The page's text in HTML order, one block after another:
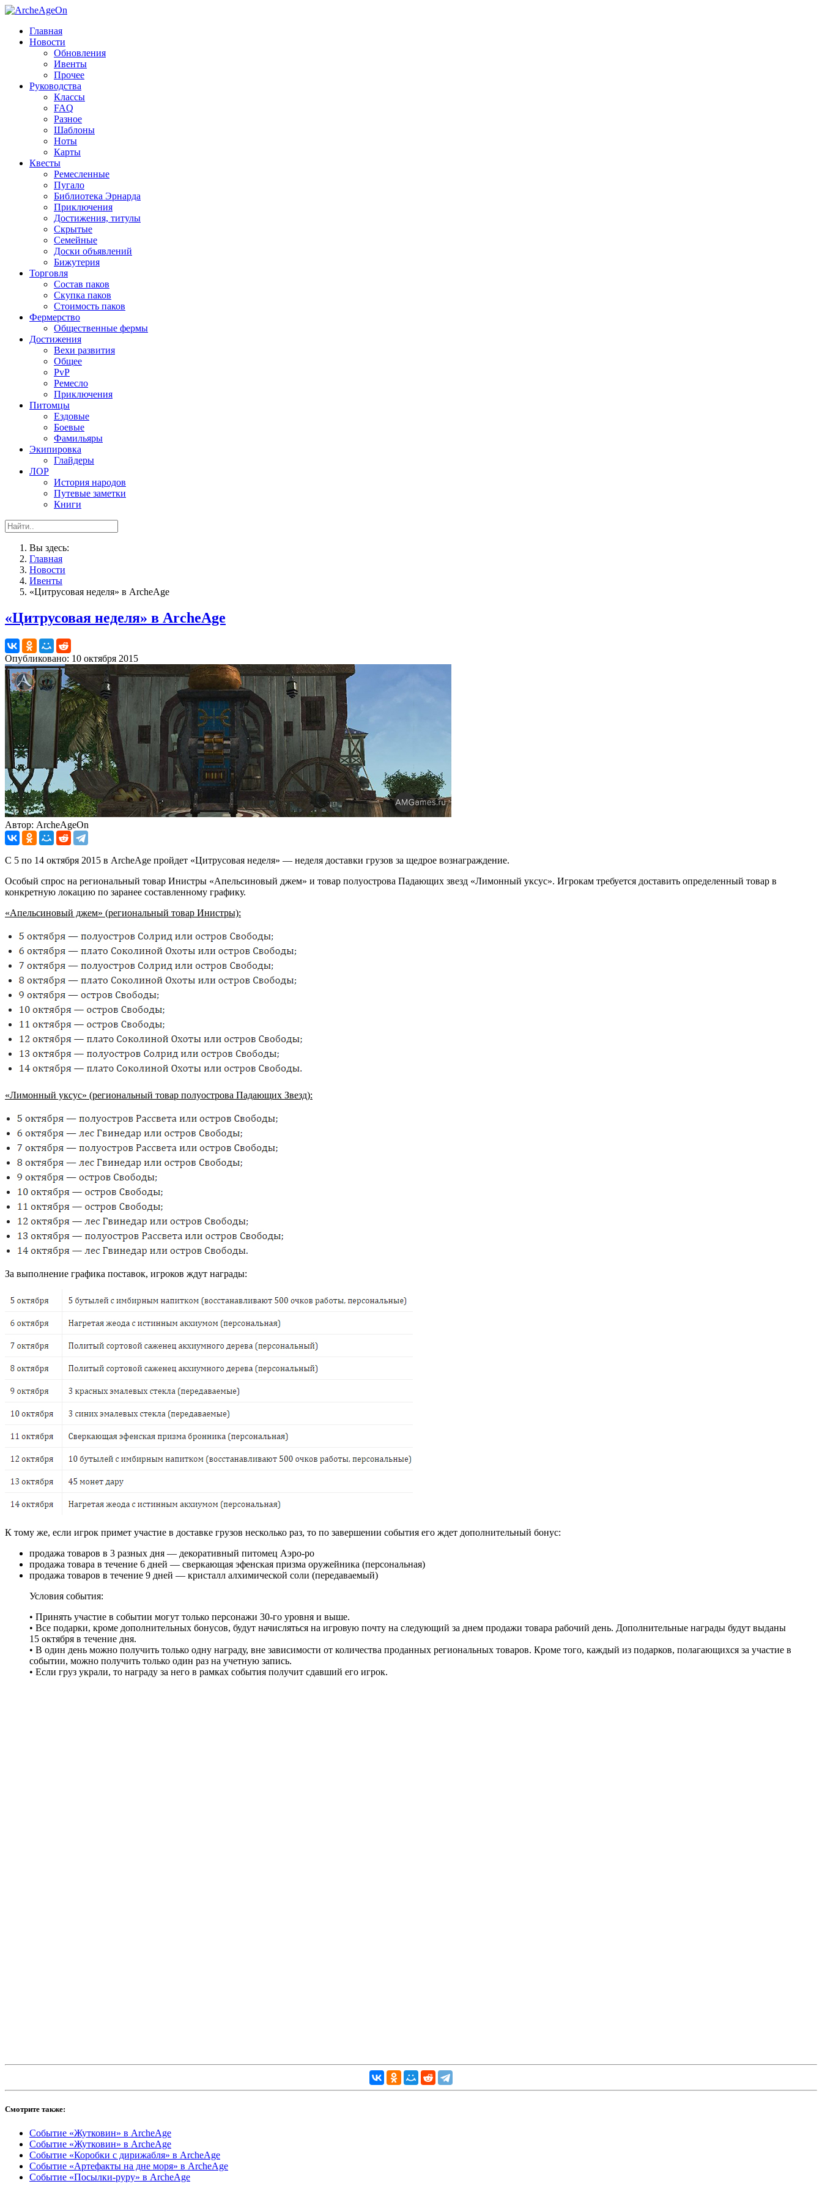
Главная
Новости
Обновления
Ивенты
Прочее
Руководства
Классы
FAQ
Разное
Шаблоны
Ноты
Карты
Квесты
Ремесленные
Пугало
Библиотека Эрнарда
Приключения
Достижения, титулы
Скрытые
Семейные
Доски объявлений
Бижутерия
Торговля
Состав паков
Скупка паков
Стоимость паков
Фермерство
Общественные фермы
Достижения
Вехи развития
Общее
PvP
Ремесло
Приключения
Питомцы
Ездовые
Боевые
Фамильяры
Экипировка
Глайдеры
ЛОР
История народов
Путевые заметки
Книги
Вы здесь:
Главная
Новости
Ивенты
«Цитрусовая неделя» в ArcheAge
«Цитрусовая неделя» в ArcheAge
Опубликовано: 10 октября 2015
Автор: ArcheAgeOn
С 5 по 14 октября 2015 в ArcheAge пройдет «Цитрусовая неделя» — неделя доставки грузов за щедрое вознаграждение.
Особый спрос на региональный товар Инистры «Апельсиновый джем» и товар полуострова Падающих звезд «Лимонный уксус». Игрокам требуется доставить определенный товар в
конкретную локацию по заранее составленному графику.
«Апельсиновый джем» (региональный товар Инистры):
«Лимонный уксус» (региональный товар полуострова Падающих Звезд):
За выполнение графика поставок, игроков ждут награды:
К тому же, если игрок примет участие в доставке грузов несколько раз, то по завершении события его ждет дополнительный бонус:
продажа товаров в 3 разных дня — декоративный питомец Аэро-ро
продажа товара в течение 6 дней — сверкающая эфенская призма оружейника (персональная)
продажа товаров в течение 9 дней — кристалл алхимической соли (передаваемый)
Условия события:
• Принять участие в событии могут только персонажи 30-го уровня и выше.
• Все подарки, кроме дополнительных бонусов, будут начисляться на игровую почту на следующий за днем продажи товара рабочий день. Дополнительные награды будут выданы
15 октября в течение дня.
• В один день можно получить только одну награду, вне зависимости от количества проданных региональных товаров. Кроме того, каждый из подарков, полагающихся за участие в
событии, можно получить только один раз на учетную запись.
• Если груз украли, то награду за него в рамках события получит сдавший его игрок.
Смотрите также:
Событие «Жутковин» в ArcheAge
Событие «Жутковин» в ArcheAge
Событие «Коробки с дирижабля» в ArcheAge
Событие «Артефакты на дне моря» в ArcheAge
Событие «Посылки-руру» в ArcheAge